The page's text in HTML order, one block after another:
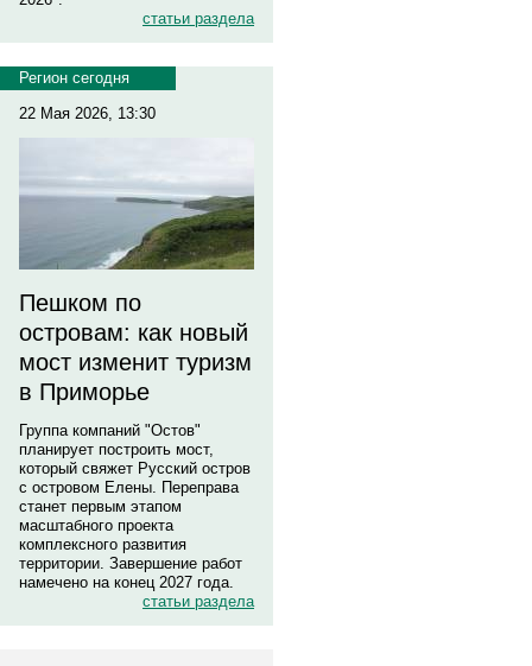
статьи раздела
Регион сегодня
22 Мая 2026, 13:30
Пешком по
островам: как новый
мост изменит туризм
в Приморье
Группа компаний "Остов"
планирует построить мост,
который свяжет Русский остров
с островом Елены. Переправа
станет первым этапом
масштабного проекта
комплексного развития
территории. Завершение работ
намечено на конец 2027 года.
статьи раздела